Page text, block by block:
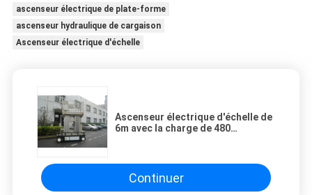
ascenseur électrique de plate-forme
ascenseur hydraulique de cargaison
Ascenseur électrique d'échelle
Ascenseur électrique d'échelle de
6m avec la charge de 480
Continuer